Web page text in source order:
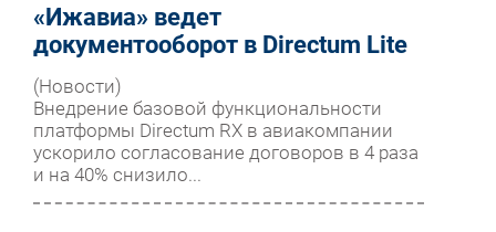
«Ижавиа» ведет
документооборот в Directum Lite
(Новости)
Внедрение базовой функциональности
платформы Directum RX в авиакомпании
ускорило согласование договоров в 4 раза
и на 40% снизило...